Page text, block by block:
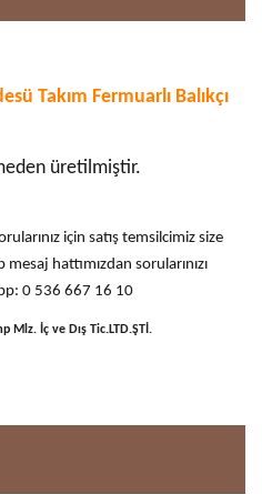
Takım Fermuarlı Balıkçı
üretilmiştir.
için satış temsilcimiz size
hattımızdan sorularınızı
0 536 667 16 10
Mlz. İç ve Dış Tic.LTD.ŞTİ.